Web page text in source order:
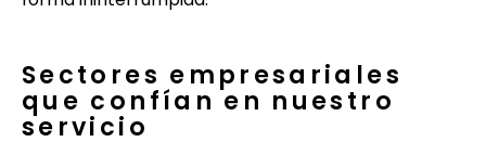
Sectores empresariales
que confían en nuestro
servicio